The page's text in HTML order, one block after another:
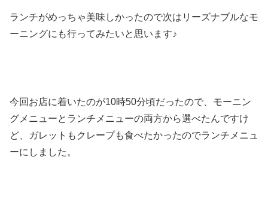
ランチがめっちゃ美味しかったので次はリーズナブルなモ
ーニングにも行ってみたいと思います♪
今回お店に着いたのが10時50分頃だったので、モーニン
グメニューとランチメニューの両方から選べたんですけ
ど、ガレットもクレープも食べたかったのでランチメニュ
ーにしました。